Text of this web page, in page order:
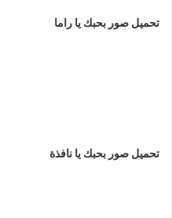
تحميل صور بحبك يا راما
تحميل صور بحبك يا نافذة